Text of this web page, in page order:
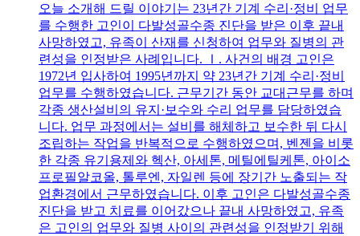
오늘 소개해 드릴 이야기는 23년간 기계 수리·정비 업무
를 수행한 고인이 다발성골수종 진단을 받은 이후 끝내
사망하였고, 유족이 산재를 신청하여 업무와 질병의 관
련성을 인정받은 사례입니다. Ⅰ. 사건의 배경 고인은
1972년 입사하여 1995년까지 약 23년간 기계 수리·정비
업무를 수행하였습니다. 근무기간 동안 교대근무를 하며
각종 생산설비의 유지·보수와 수리 업무를 담당하였습
니다. 업무 과정에서는 설비를 해체하고 보수한 뒤 다시
조립하는 작업을 반복적으로 수행하였으며, 벤젠을 비롯
한 각종 유기용제와 헥산, 아세톤, 메틸에틸케톤, 아이소
프로필알코올, 톨루엔, 자일렌 등에 장기간 노출되는 작
업환경에서 근무하였습니다. 이후 고인은 다발성골수종
진단을 받고 치료를 이어갔으나 끝내 사망하였고, 유족
은 고인의 업무와 질병 사이의 관련성을 인정받기 위해